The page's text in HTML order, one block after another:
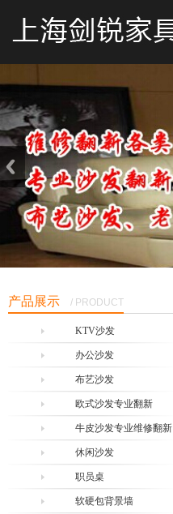
产品展示 / PRODUCT
KTV沙发
办公沙发
布艺沙发
欧式沙发专业翻新
牛皮沙发专业维修翻新
休闲沙发
职员桌
软硬包背景墙